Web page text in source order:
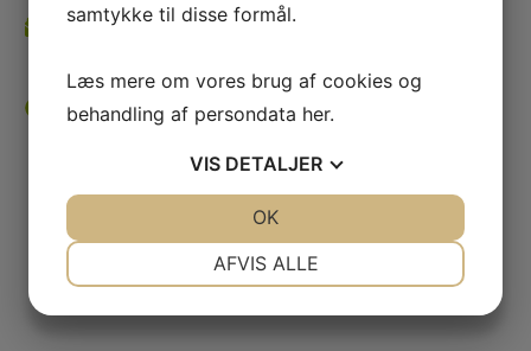
Kasserer
Links
breddeidræt i Danmark
Danmarks Idrætsforbund (dif.dk)
COVID-19 - Sundhedsstyrelsen
samtykke til disse formål.
Læs mere om vores brug af cookies og
behandling af persondata her.
VIS DETALJER
AFVIS ALLE
OK